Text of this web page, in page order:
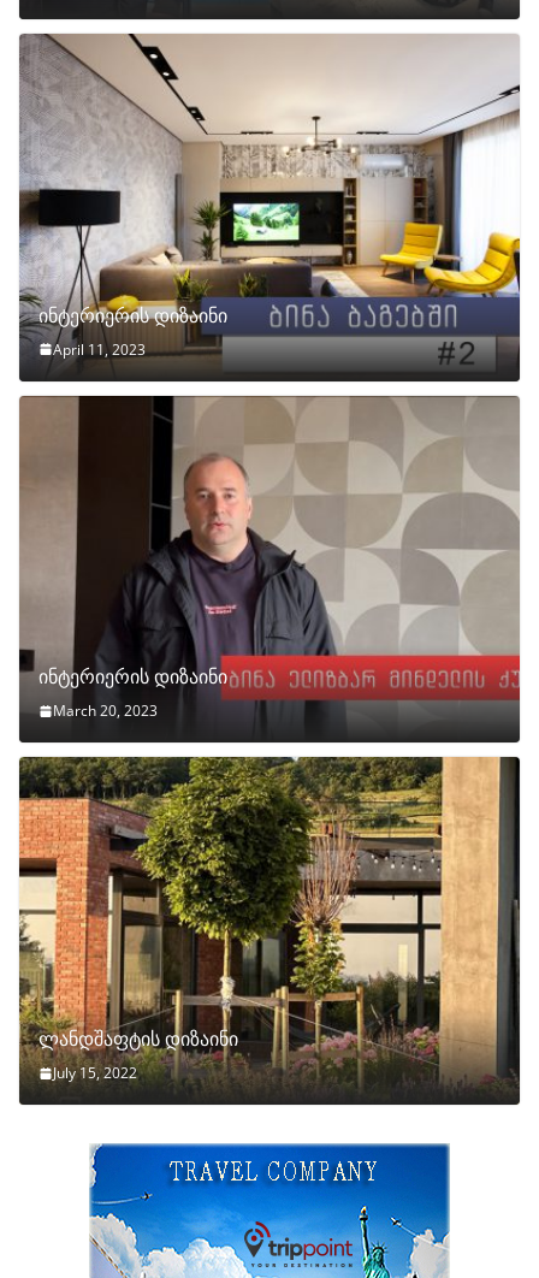
ინტერიერის დიზაინი
April 11, 2023
ინტერიერის დიზაინი
March 20, 2023
ლანდშაფტის დიზაინი
July 15, 2022